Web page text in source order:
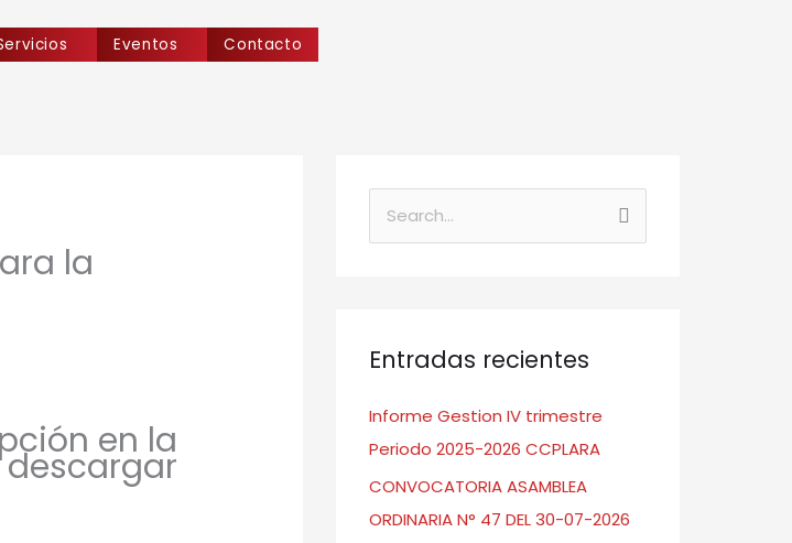
Eventos Contacto
la
en la
a
:
Entradas recientes
Informe Gestion IV trimestre
Periodo 2025-2026 CCPLARA
CONVOCATORIA ASAMBLEA
ORDINARIA N° 47 DEL 30-07-2026